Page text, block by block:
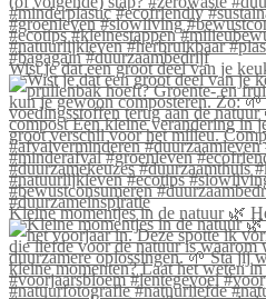
Wist je dat een groot deel van je
Kleine momentjes in de natuur 🌿